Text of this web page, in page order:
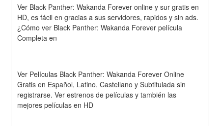
Ver Black Panther: Wakanda Forever online y sur gratis en
HD, es fácil en gracias a sus servidores, rapidos y sin ads.
¿Cómo ver Black Panther: Wakanda Forever película
Completa en
Ver Películas Black Panther: Wakanda Forever Online
Gratis en Español, Latino, Castellano y Subtitulada sin
registrarse. Ver estrenos de películas y también las
mejores películas en HD